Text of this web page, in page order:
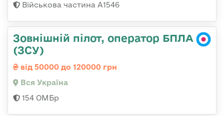
Військова частина А1546
Зовнішній пілот, оператор БПЛА
(ЗСУ)
від 50000 до 120000 грн
Вся Україна
154 ОМБр